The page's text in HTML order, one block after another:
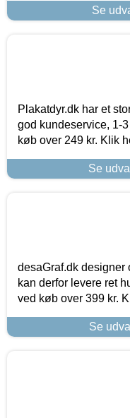
Se
Plakatdyr.dk har et
god kundeservice, 1-
køb over 249 kr. Klik
Se
desaGraf.dk designer
kan derfor levere ret
ved køb over 399 kr.
Se